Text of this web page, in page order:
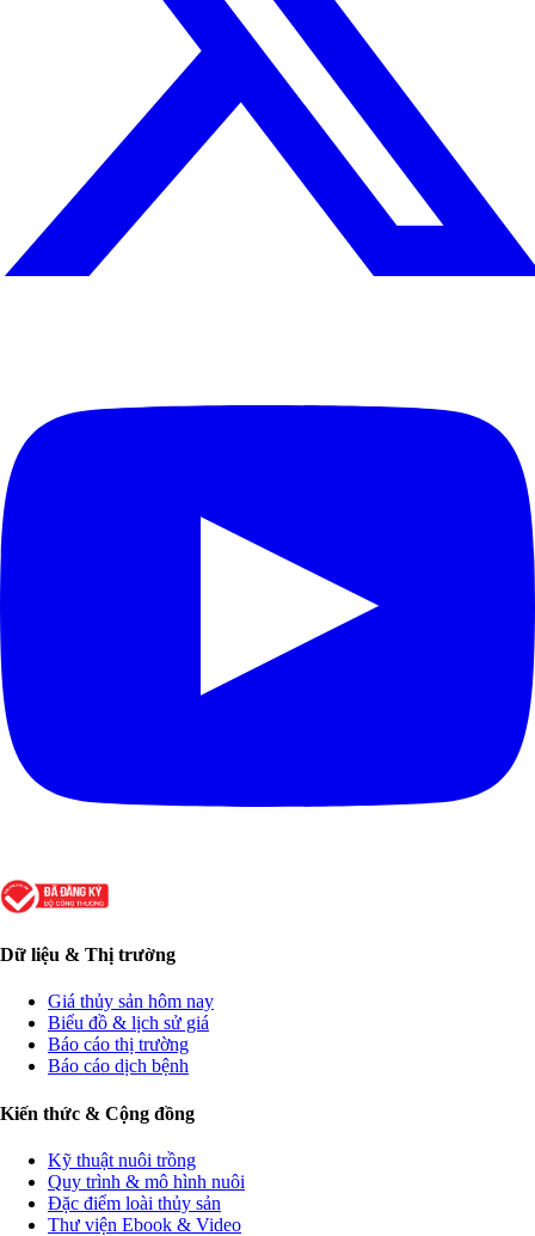
Dữ liệu & Thị trường
Giá thủy sản hôm nay
Biểu đồ & lịch sử giá
Báo cáo thị trường
Báo cáo dịch bệnh
Kiến thức & Cộng đồng
Kỹ thuật nuôi trồng
Quy trình & mô hình nuôi
Đặc điểm loài thủy sản
Thư viện Ebook & Video